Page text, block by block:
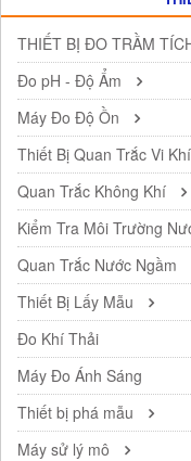
THIẾT BỊ ĐO TRẦM
Đo pH - Độ Ẩm
Máy Đo Độ Ồn
Thiết Bị Quan Trắc Vi
Quan Trắc Không Khí
Kiểm Tra Môi Trường
Quan Trắc Nước Ngầm
Thiết Bị Lấy Mẫu
Đo Khí Thải
Máy Đo Ánh Sáng
Thiết bị phá mẫu
Máy sử lý mô